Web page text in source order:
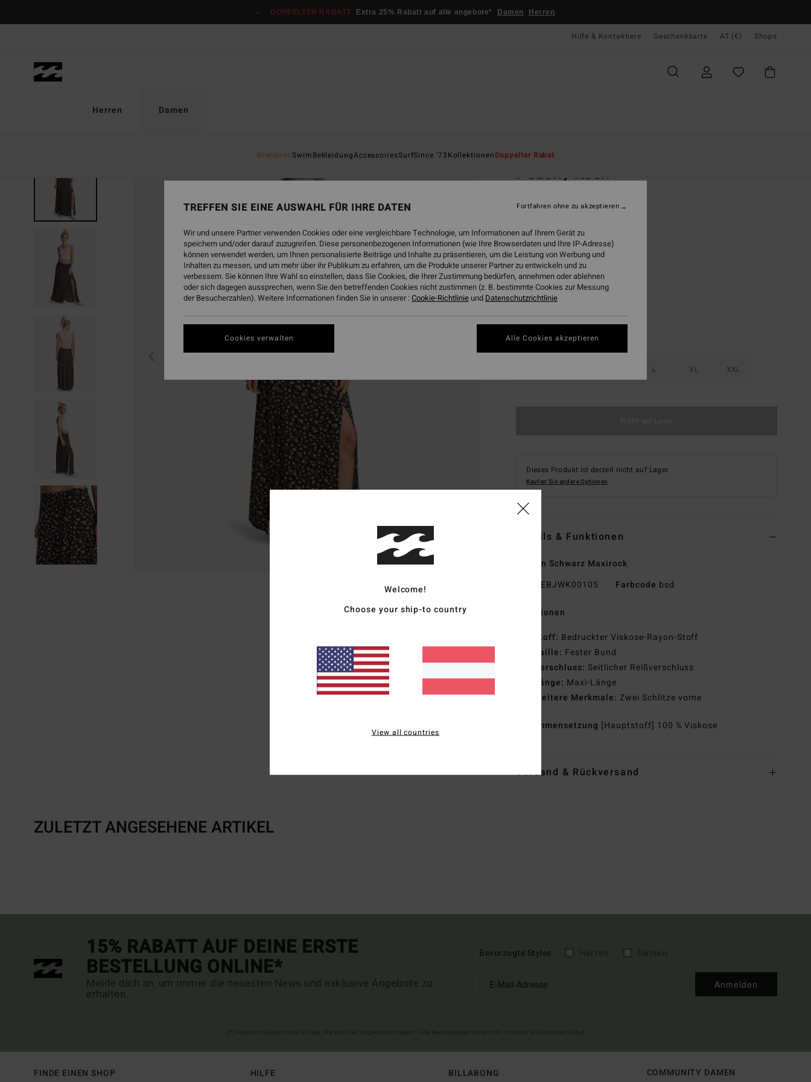
DOPPELTER RABATT Extra 25% Rabatt auf alle angebote* Damen Herren
Hilfe & Kontaktiere Geschenkkarte AT (€) Shops
Herren Damen
BrandneuSwimBekleidungAccessoiresSurfSince '73KollektionenDoppelter Rabat
Peachy Keen
DOPPELTER RABATT EXTRA 25%
FarbeBlack Sands
L XL XXL
Dieses Produkt ist derzeit nicht auf Lager.
Kaufen Sie andere Optionen
Details & Funktionen
Frauen Schwarz Maxirock
EBJWK00105 Farbcode bsd
Funktionen
Stoff: Bedruckter Viskose-Rayon-Stoff
Taille: Fester Bund
Verschluss: Seitlicher Reißverschluss
Länge: Maxi-Länge
Weitere Merkmale: Zwei Schlitze vorne
Zusammensetzung [Hauptstoff] 100 % Viskose
Versand & Rückversand
ZULETZT ANGESEHENE ARTIKEL
15% RABATT AUF DEINE ERSTE
BESTELLUNG ONLINE*
Melde dich an, um immer die neuesten News und exklusive Angebote zu
erhalten.
Bevorzugte Styles
Anmelden
FINDE EINEN SHOP HILFE BILLABONG COMMUNITY DAMEN
Welcome!
Choose your ship-to country
View all countries
TREFFEN SIE EINE AUSWAHL FÜR IHRE DATEN
Wir und unsere Partner verwenden Cookies oder eine vergleichbare Technologie, um Informationen auf Ihrem Gerät zu
speichern und/oder darauf zuzugreifen. Diese personenbezogenen Informationen (wie Ihre Browserdaten und Ihre IP-Adresse)
können verwendet werden, um Ihnen personalisierte Beiträge und Inhalte zu präsentieren, um die Leistung von Werbung und
Inhalten zu messen, und um mehr über ihr Publikum zu erfahren, um die Produkte unserer Partner zu entwickeln und zu
verbessern. Sie können Ihre Wahl so einstellen, dass Sie Cookies, die Ihrer Zustimmung bedürfen, annehmen oder ablehnen
oder sich dagegen aussprechen, wenn Sie den betreffenden Cookies nicht zustimmen (z. B. bestimmte Cookies zur Messung
der Besucherzahlen). Weitere Informationen finden Sie in unserer :Cookie-Richtlinie und Datenschutzrichtlinie
Cookies verwalten
Fortfahren ohne zu akzeptieren
Alle Cookies akzeptieren